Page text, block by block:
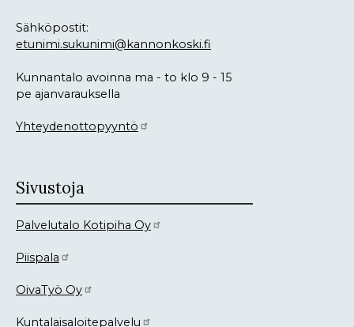
Sähköpostit:
etunimi.sukunimi@kannonkoski.fi
Kunnantalo avoinna ma - to klo 9 - 15
pe ajanvarauksella
Yhteydenottopyyntö
Sivustoja
Palvelutalo Kotipiha Oy
Piispala
OivaTyö Oy
Kuntalaisaloitepalvelu